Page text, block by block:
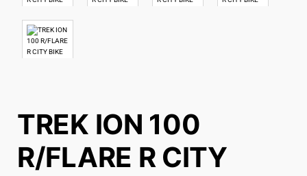
TREK ION 100
R/FLARE R CITY